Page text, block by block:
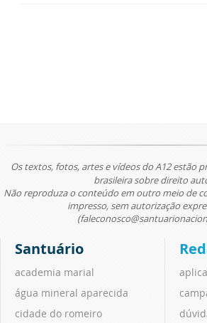
Os textos, fotos, artes e vídeos do A12 estão
brasileira sobre direito
Não reproduza o conteúdo em outro meio de
impresso, sem autorização
Santuário
academia marial
água mineral aparecida
cidade do romeiro